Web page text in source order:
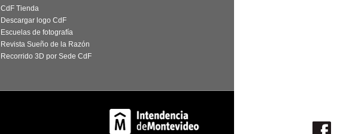
CdF Tienda
Descargar logo CdF
Escuelas de fotografía
Revista Sueño de la Razón
Recorrido 3D por Sede CdF